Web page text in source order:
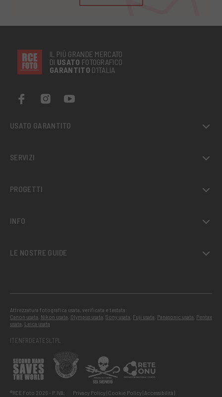
IL PIÙ GRANDE MERCATO
DI USATO FOTOGRAFICO
GARANTITO D’ITALIA
USATO GARANTITO
SERVIZI
PROGETTI
INFO
LE NOSTRE GUIDE
Attrezzatura fotografica usata, verificata e testata:
Canon usata Nikon usata Olympus usata Sony usata Fuji usata Panasonic usata Pentax
usata Leica usata
ITENFRDEATESLTPL
®RCE Foto 2026 – P.IVA:
Privacy Policy Cookie Policy Accessibilità